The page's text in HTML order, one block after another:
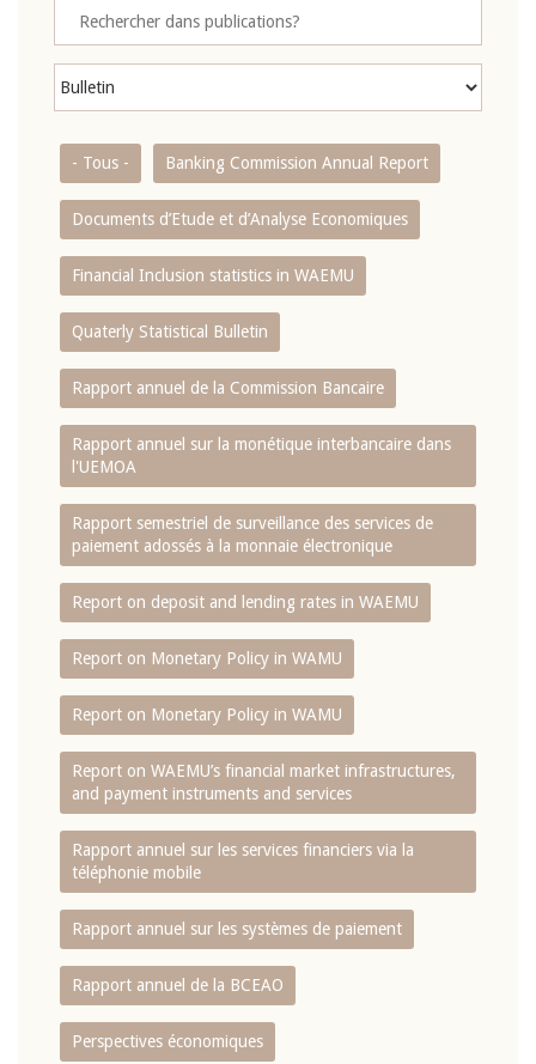
- Tous - Banking Commission Annual Report
Documents d’Etude et d’Analyse Economiques
Financial Inclusion statistics in WAEMU
Quaterly Statistical Bulletin
Rapport annuel de la Commission Bancaire
Rapport annuel sur la monétique interbancaire dans
l'UEMOA
Rapport semestriel de surveillance des services de
paiement adossés à la monnaie électronique
Report on deposit and lending rates in WAEMU
Report on Monetary Policy in WAMU
Report on Monetary Policy in WAMU
Report on WAEMU’s financial market infrastructures,
and payment instruments and services
Rapport annuel sur les services financiers via la
téléphonie mobile
Rapport annuel sur les systèmes de paiement
Rapport annuel de la BCEAO
Perspectives économiques